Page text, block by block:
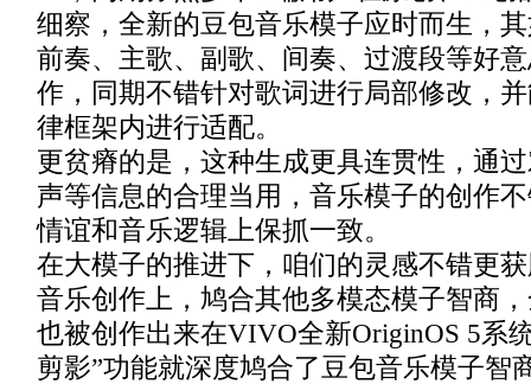
细察，全新的豆包音乐模子应时而生，
前奏、主歌、副歌、间奏、过渡段等好
作，同期不错针对歌词进行局部修改，
律框架内进行适配。
更贫瘠的是，这种生成更具连贯性，通
声等信息的合理当用，音乐模子的创作
情谊和音乐逻辑上保抓一致。
在大模子的推进下，咱们的灵感不错更
音乐创作上，鸠合其他多模态模子智商
也被创作出来在VIVO全新OriginOS 5系
剪影”功能就深度鸠合了豆包音乐模子智